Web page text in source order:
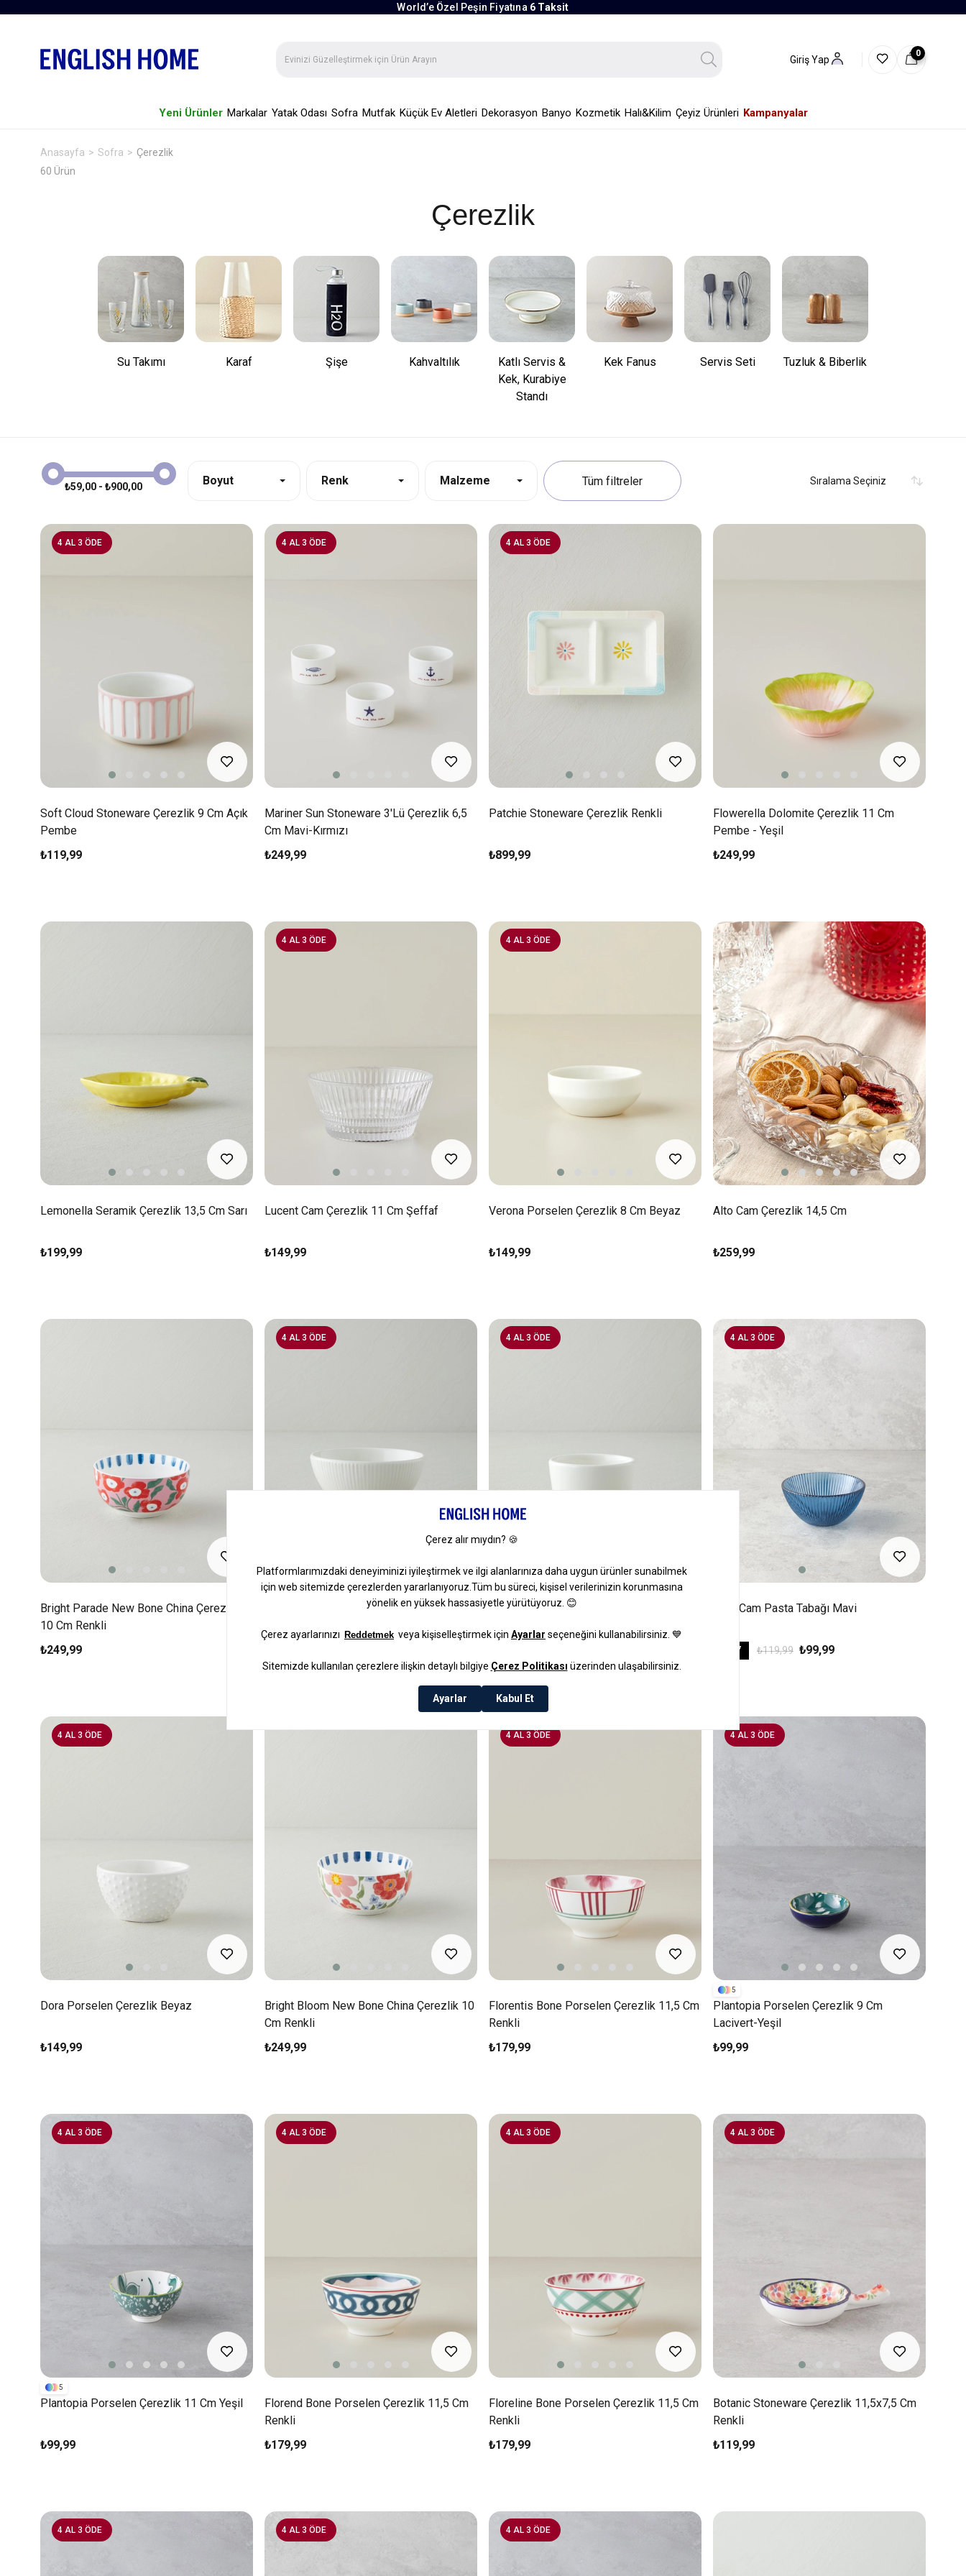
World’e Özel Peşin Fiyatına 6 Taksit
Giriş Yap
0
Yeni Ürünler Markalar Yatak Odası Sofra Mutfak Küçük Ev Aletleri Dekorasyon Banyo Kozmetik Halı&Kilim Çeyiz Ürünleri Kampanyalar
Anasayfa Sofra
Çerezlik
60 Ürün
Çerezlik
Su Takımı Karaf Şişe Kahvaltılık
Katlı Servis &
Kek, Kurabiye
Standı
Kek Fanus Servis Seti Tuzluk & Biberlik
₺59,00 - ₺900,00 Boyut Renk Malzeme
Soft Cloud Stoneware Çerezlik 9 Cm Açık
Pembe
₺119,99
4 AL 3 ÖDE
Mariner Sun Stoneware 3'lü Çerezlik 6,5
Cm Mavi-Kırmızı
₺249,99
4 AL 3 ÖDE
Patchie Stoneware Çerezlik Renkli
₺899,99
4 AL 3 ÖDE
Flowerella Dolomite Çerezlik 11 Cm
Pembe - Yeşil
₺249,99
Lemonella Seramik Çerezlik 13,5 Cm Sarı
₺199,99
Lucent Cam Çerezlik 11 Cm Şeffaf
₺149,99
4 AL 3 ÖDE
Verona Porselen Çerezlik 8 Cm Beyaz
₺149,99
4 AL 3 ÖDE
Alto Cam Çerezlik 14,5 Cm
₺259,99
Bright Parade New Bone China Çerezlik
10 Cm Renkli
₺249,99
Vera Porselen Çerezlik Beyaz
4 AL 3 ÖDE
Marcelo Porselen Çerezlik Beyaz
4 AL 3 ÖDE
Olith Cam Pasta Tabağı Mavi
%17 ₺99,99
₺119,99
4 AL 3 ÖDE
Dora Porselen Çerezlik Beyaz
₺149,99
4 AL 3 ÖDE
Bright Bloom New Bone China Çerezlik 10
Cm Renkli
₺249,99
Florentis Bone Porselen Çerezlik 11,5 Cm
Renkli
₺179,99
4 AL 3 ÖDE
Plantopia Porselen Çerezlik 9 Cm
Lacivert-Yeşil
₺99,99
5
4 AL 3 ÖDE
Plantopia Porselen Çerezlik 11 Cm Yeşil
₺99,99
5
4 AL 3 ÖDE
Florend Bone Porselen Çerezlik 11,5 Cm
Renkli
₺179,99
4 AL 3 ÖDE
Floreline Bone Porselen Çerezlik 11,5 Cm
Renkli
₺179,99
4 AL 3 ÖDE
Botanic Stoneware Çerezlik 11,5x7,5 Cm
Renkli
₺119,99
4 AL 3 ÖDE
4 AL 3 ÖDE 4 AL 3 ÖDE 4 AL 3 ÖDE